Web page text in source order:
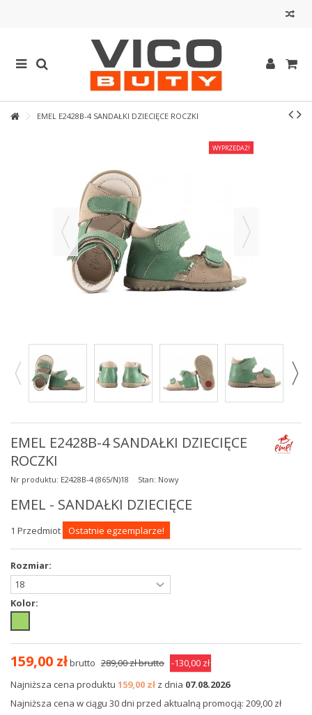
EMEL E2428B-4 SANDAŁKI DZIECIĘCE ROCZKI
WYPRZEDAŻ!
EMEL E2428B-4 SANDAŁKI DZIECIĘCE
ROCZKI
Nr produktu: E2428B-4 (865/N)18 Stan: Nowy
EMEL - SANDAŁKI DZIECIĘCE
1 Przedmiot Ostatnie egzemplarze!
Rozmiar:
Kolor:
159,00 złbrutto 289,00 złbrutto -130,00 zł
Najniższa cena produktu 159,00 zł z dnia 07.08.2026
Najniższa cena w ciągu 30 dni przed aktualną promocją: 209,00 zł